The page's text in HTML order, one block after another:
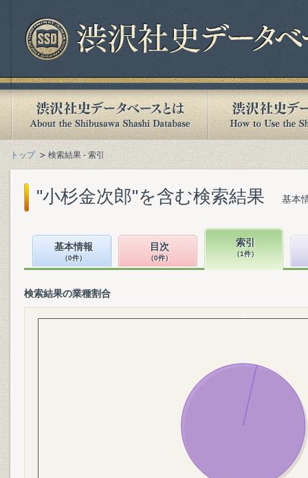
トップ 検索結果 - 索引
"小杉金次郎"を含む検索結果 基本
基本情報
（0件）
目次
（0件）
索引
（1件）
検索結果の業種割合